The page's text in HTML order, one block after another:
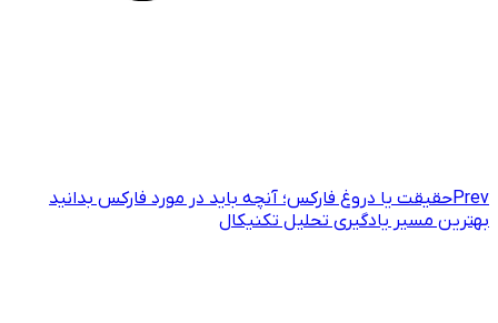
Prevحقیقت یا دروغ فارکس؛ آنچه باید در مورد فارکس بدانید
بهترین مسیر یادگیری تحلیل تکنیکال